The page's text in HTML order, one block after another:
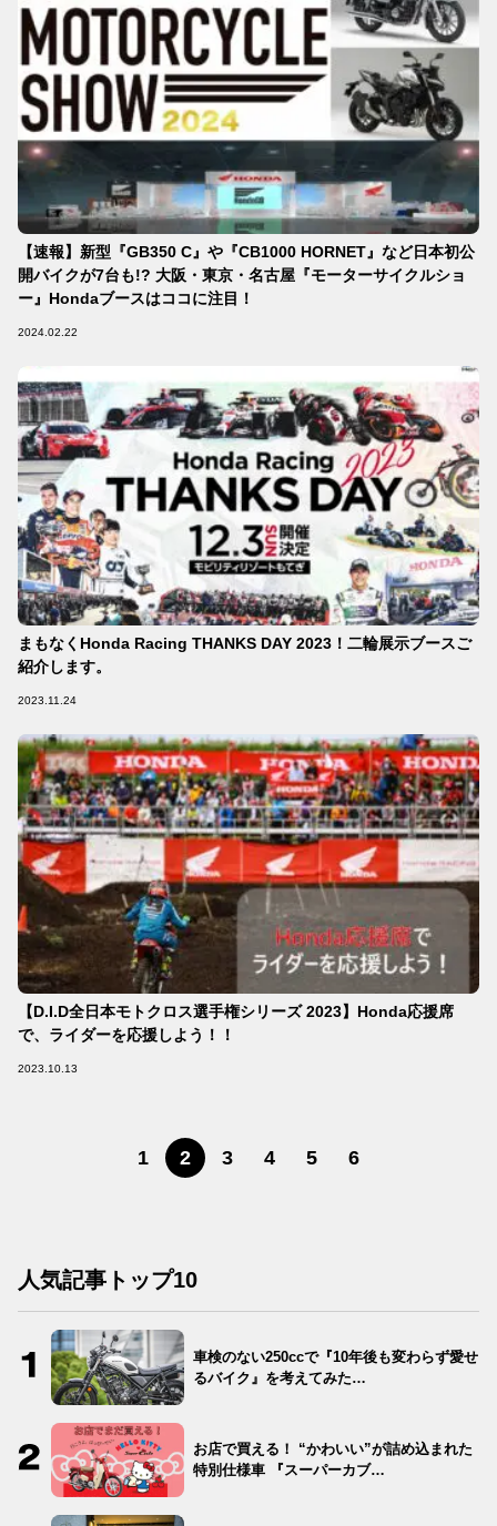
【速報】新型『GB350 C』や『CB1000 HORNET』など日本初公
開バイクが7台も!? 大阪・東京・名古屋『モーターサイクルショ
ー』Hondaブースはココに注目！
2024.02.22
まもなくHonda Racing THANKS DAY 2023！二輪展示ブースご
紹介します。
2023.11.24
【D.I.D全日本モトクロス選手権シリーズ 2023】Honda応援席
で、ライダーを応援しよう！！
2023.10.13
1 2 3 4 5 6
人気記事トップ10
車検のない250ccで『10年後も変わらず愛せ
るバイク』を考えてみた…
お店で買える！ “かわいい”が詰め込まれた
特別仕様車 『スーパーカブ…